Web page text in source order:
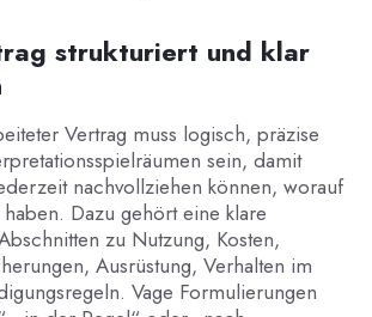
strukturiert und klar
Vertrag muss logisch, präzise
sein, damit
nachvollziehen können, worauf
Dazu gehört eine klare
zu Nutzung, Kosten,
Ausrüstung, Verhalten im
Vage Formulierungen